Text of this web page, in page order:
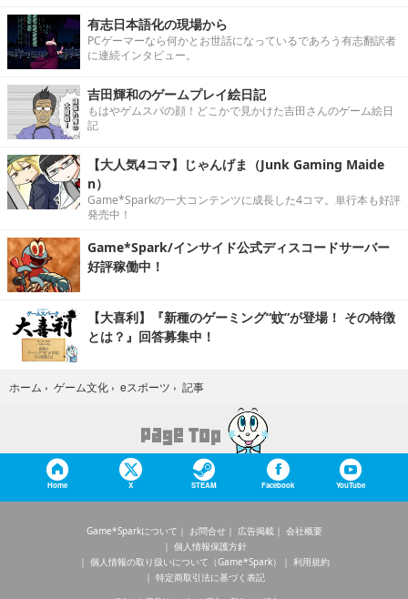
有志日本語化の現場から
PCゲーマーなら何かとお世話になっているであろう有志翻訳者
に連続インタビュー。
吉田輝和のゲームプレイ絵日記
もはやゲムスパの顔！どこかで見かけた吉田さんのゲーム絵日
記
【大人気4コマ】じゃんげま（Junk Gaming Maide
n）
Game*Sparkの一大コンテンツに成長した4コマ。単行本も好評
発売中！
Game*Spark/インサイド公式ディスコードサーバー
好評稼働中！
【大喜利】『新種のゲーミング“蚊”が登場！ その特徴
とは？』回答募集中！
ホーム › ゲーム文化 › eスポーツ › 記事
Home X STEAM Facebook YouTube
Game*Sparkについて お問合せ 広告掲載
会社概要
個人情報保護方針
個人情報の取り扱いについて（Game*Spark）
利用規約
特定商取引法に基づく表記